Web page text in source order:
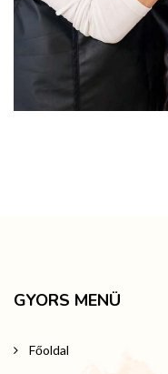
GYORS MENÜ
Főoldal